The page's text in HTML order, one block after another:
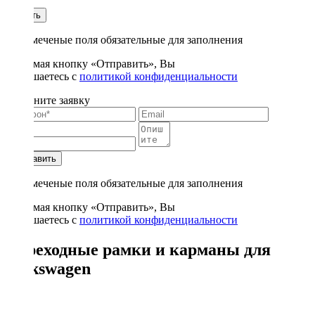
Купить
* - отмеченые поля обязательные для заполнения
Нажимая кнопку «Отправить», Вы
соглашаетесь с политикой конфиденциальности
Заполните заявку
Отправить
* - отмеченые поля обязательные для заполнения
Нажимая кнопку «Отправить», Вы
соглашаетесь с политикой конфиденциальности
Переходные рамки и карманы для
Volkswagen